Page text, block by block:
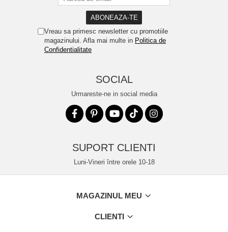
Vreau sa primesc newsletter cu promotiile
magazinului. Afla mai multe in Politica de
Confidentialitate
SOCIAL
Urmareste-ne in social media
SUPORT CLIENTI
Luni-Vineri între orele 10-18
MAGAZINUL MEU
CLIENTI